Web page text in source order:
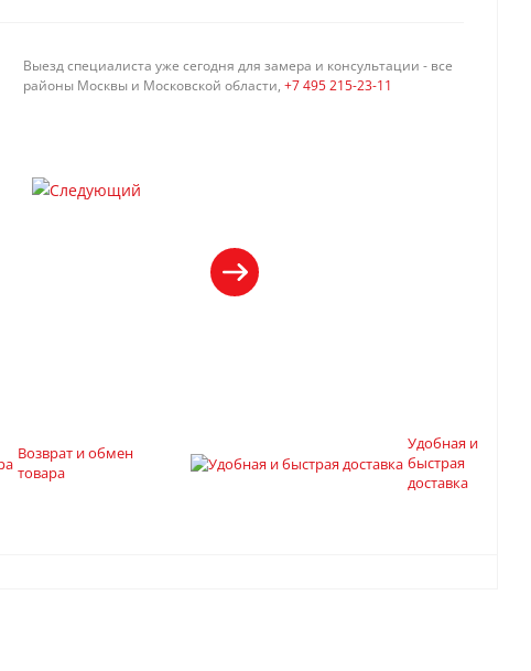
Выезд специалиста уже сегодня для замера и консультации - все
районы Москвы и Московской области, +7 495 215-23-11
Возврат и обмен
товара
Удобная и
быстрая
доставка